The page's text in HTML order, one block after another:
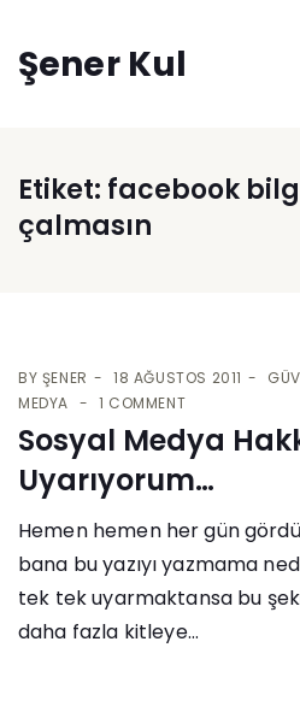
Şener Kul
Etiket: facebook
çalmasın
BY ŞENER 18 AĞUSTOS 2011
MEDYA
1 COMMENT
Sosyal Medya
Uyarıyorum…
Hemen hemen her gün
bana bu yazıyı yazmama
tek tek uyarmaktansa bu
daha fazla kitleye...